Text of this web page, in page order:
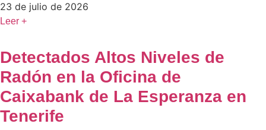
23 de julio de 2026
Leer +
Detectados Altos Niveles de
Radón en la Oficina de
Caixabank de La Esperanza en
Tenerife